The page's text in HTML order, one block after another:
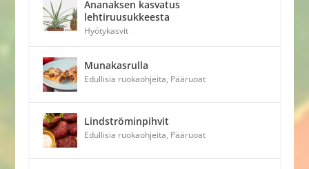
Ananaksen kasvatus
lehtiruusukkeesta
Hyötykasvit
Munakasrulla
Edullisia ruokaohjeita, Pääruoat
Lindströminpihvit
Edullisia ruokaohjeita, Pääruoat